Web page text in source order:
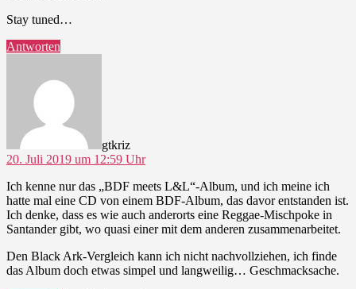
Stay tuned…
Antworten
gtkriz
20. Juli 2019 um 12:59 Uhr
Ich kenne nur das „BDF meets L&L“-Album, und ich meine ich
hatte mal eine CD von einem BDF-Album, das davor entstanden ist.
Ich denke, dass es wie auch anderorts eine Reggae-Mischpoke in
Santander gibt, wo quasi einer mit dem anderen zusammenarbeitet.
Den Black Ark-Vergleich kann ich nicht nachvollziehen, ich finde
das Album doch etwas simpel und langweilig… Geschmacksache.